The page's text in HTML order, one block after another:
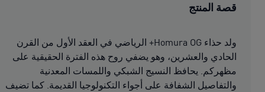
قصة المنتج
ولد حذاء Homura OG+ الرياضي في العقد الأول من القرن
الحادي والعشرين، وهو يضفي روح هذه الفترة الحقيقية على
مظهركم. يحافظ النسيج الشبكي واللمسات المعدنية
والتفاصيل الشفافة على أجواء التكنولوجيا القديمة. كما تضيف